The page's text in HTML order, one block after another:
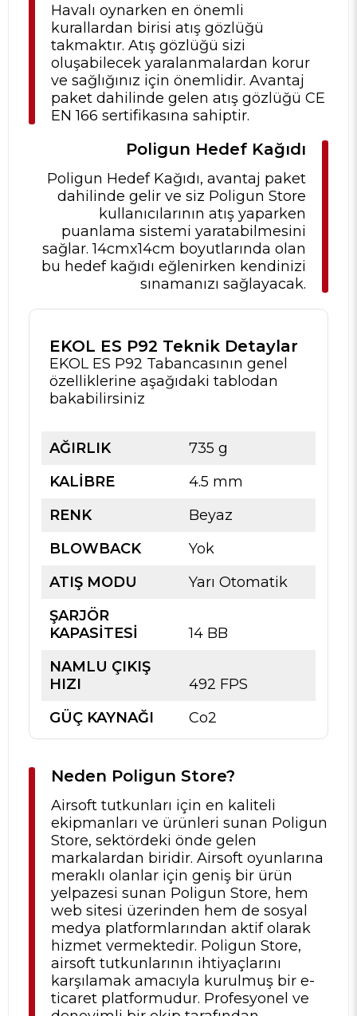
Havalı oynarken en önemli
kurallardan birisi atış gözlüğü
takmaktır. Atış gözlüğü sizi
oluşabilecek yaralanmalardan korur
ve sağlığınız için önemlidir. Avantaj
paket dahilinde gelen atış gözlüğü CE
EN 166 sertifikasına sahiptir.
Poligun Hedef Kağıdı
Poligun Hedef Kağıdı, avantaj paket
dahilinde gelir ve siz Poligun Store
kullanıcılarının atış yaparken
puanlama sistemi yaratabilmesini
sağlar. 14cmx14cm boyutlarında olan
bu hedef kağıdı eğlenirken kendinizi
sınamanızı sağlayacak.
EKOL ES P92 Teknik Detaylar
EKOL ES P92 Tabancasının genel
özelliklerine aşağıdaki tablodan
bakabilirsiniz
AĞIRLIK
735 g
KALİBRE
4.5 mm
RENK
Beyaz
BLOWBACK
Yok
ATIŞ MODU
Yarı Otomatik
ŞARJÖR
KAPASİTESİ
14 BB
NAMLU ÇIKIŞ
HIZI
492 FPS
GÜÇ KAYNAĞI
Co2
Neden Poligun Store?
Airsoft tutkunları için en kaliteli
ekipmanları ve ürünleri sunan Poligun
Store, sektördeki önde gelen
markalardan biridir. Airsoft oyunlarına
meraklı olanlar için geniş bir ürün
yelpazesi sunan Poligun Store, hem
web sitesi üzerinden hem de sosyal
medya platformlarından aktif olarak
hizmet vermektedir. Poligun Store,
airsoft tutkunlarının ihtiyaçlarını
karşılamak amacıyla kurulmuş bir e-
ticaret platformudur. Profesyonel ve